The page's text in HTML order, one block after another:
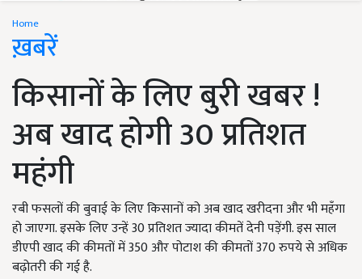
Home
ख़बरें
किसानों के लिए बुरी खबर !
अब खाद होगी 30 प्रतिशत
महंगी
रबी फसलों की बुवाई के लिए किसानों को अब खाद खरीदना और भी महँगा
हो जाएगा. इसके लिए उन्हें 30 प्रतिशत ज्यादा कीमतें देनी पड़ेंगी. इस साल
डीएपी खाद की कीमतों में 350 और पोटाश की कीमतों 370 रुपये से अधिक
बढ़ोतरी की गई है.